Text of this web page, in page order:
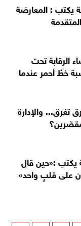
يكتب : المعارضة
الرقابة تحت
خطٌ أحمر عندما
تغرق... والإدارة
يكتب :«حين قال
على قلبٍ واحد»